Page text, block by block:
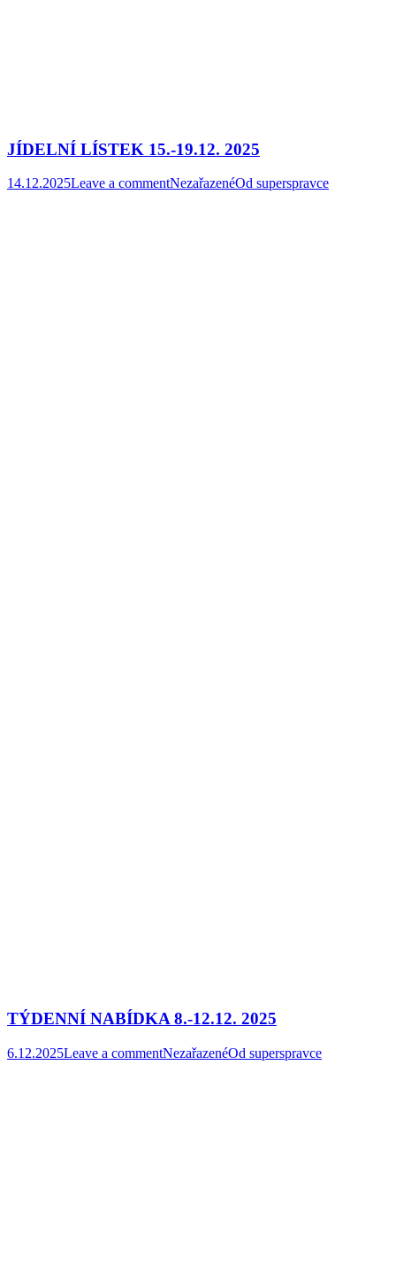
JÍDELNÍ LÍSTEK 15.-19.12. 2025
14.12.2025Leave a commentNezařazenéOd superspravce
TÝDENNÍ NABÍDKA 8.-12.12. 2025
6.12.2025Leave a commentNezařazenéOd superspravce